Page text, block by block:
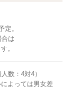
定。
は
。
数：4対4）
よっては男女差